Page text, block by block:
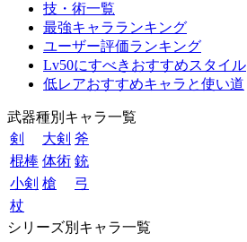
技・術一覧
最強キャラランキング
ユーザー評価ランキング
Lv50にすべきおすすめスタイル
低レアおすすめキャラと使い道
武器種別キャラ一覧
剣
大剣 斧
棍棒 体術 銃
小剣 槍
弓
杖
シリーズ別キャラ一覧